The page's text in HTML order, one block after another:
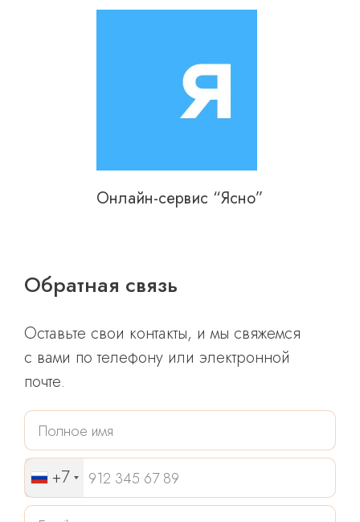
Онлайн-сервис “Ясно”
Обратная связь
Оставьте свои контакты, и мы свяжемся
с вами по телефону или электронной
почте.
+7